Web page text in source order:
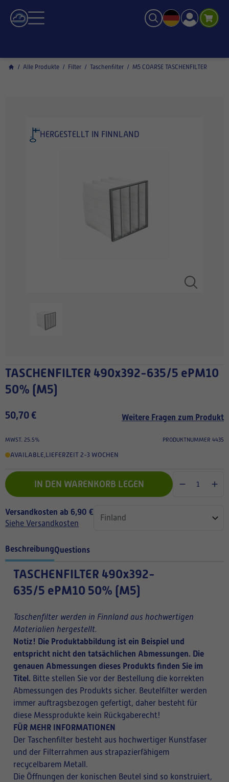
/ Alle Produkte / Filter / Taschenfilter / M5 COARSE TASCHENFILTER
HERGESTELLT IN FINNLAND
TASCHENFILTER 490x392-635/5 ePM10
50% (M5)
50,70 € Weitere Fragen zum Produkt
MWST. 25.5% PRODUKTNUMMER 4435
AVAILABLE,LIEFERZEIT 2-3 WOCHEN
IN DEN WARENKORB LEGEN
Versandkosten ab 6,90 €
Siehe Versandkosten
BeschreibungQuestions
TASCHENFILTER 490x392-
635/5 ePM10 50% (M5)
Taschenfilter werden in Finnland aus hochwertigen
Materialien hergestellt.
Notiz! Die Produktabbildung ist ein Beispiel und
entspricht nicht den tatsächlichen Abmessungen. Die
genauen Abmessungen dieses Produkts finden Sie im
Titel. Bitte stellen Sie vor der Bestellung die korrekten
Abmessungen des Produkts sicher. Beutelfilter werden
immer auftragsbezogen gefertigt, daher besteht für
diese Messprodukte kein Rückgaberecht!
FÜR MEHR INFORMATIONEN
Der Taschenfilter besteht aus hochwertiger Kunstfaser
und der Filterrahmen aus strapazierfähigem
recycelbarem Metall.
Die Öffnungen der konischen Beutel sind so konstruiert,